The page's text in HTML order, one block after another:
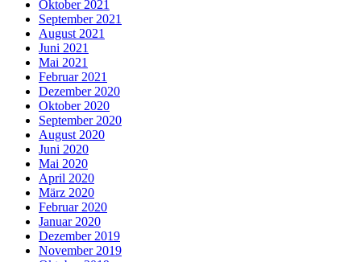
Oktober 2021
September 2021
August 2021
Juni 2021
Mai 2021
Februar 2021
Dezember 2020
Oktober 2020
September 2020
August 2020
Juni 2020
Mai 2020
April 2020
März 2020
Februar 2020
Januar 2020
Dezember 2019
November 2019